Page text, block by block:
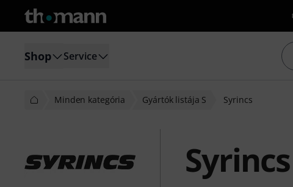
Shop Service
Minden kategória Gyártók listája S Syrincs
Syrincs